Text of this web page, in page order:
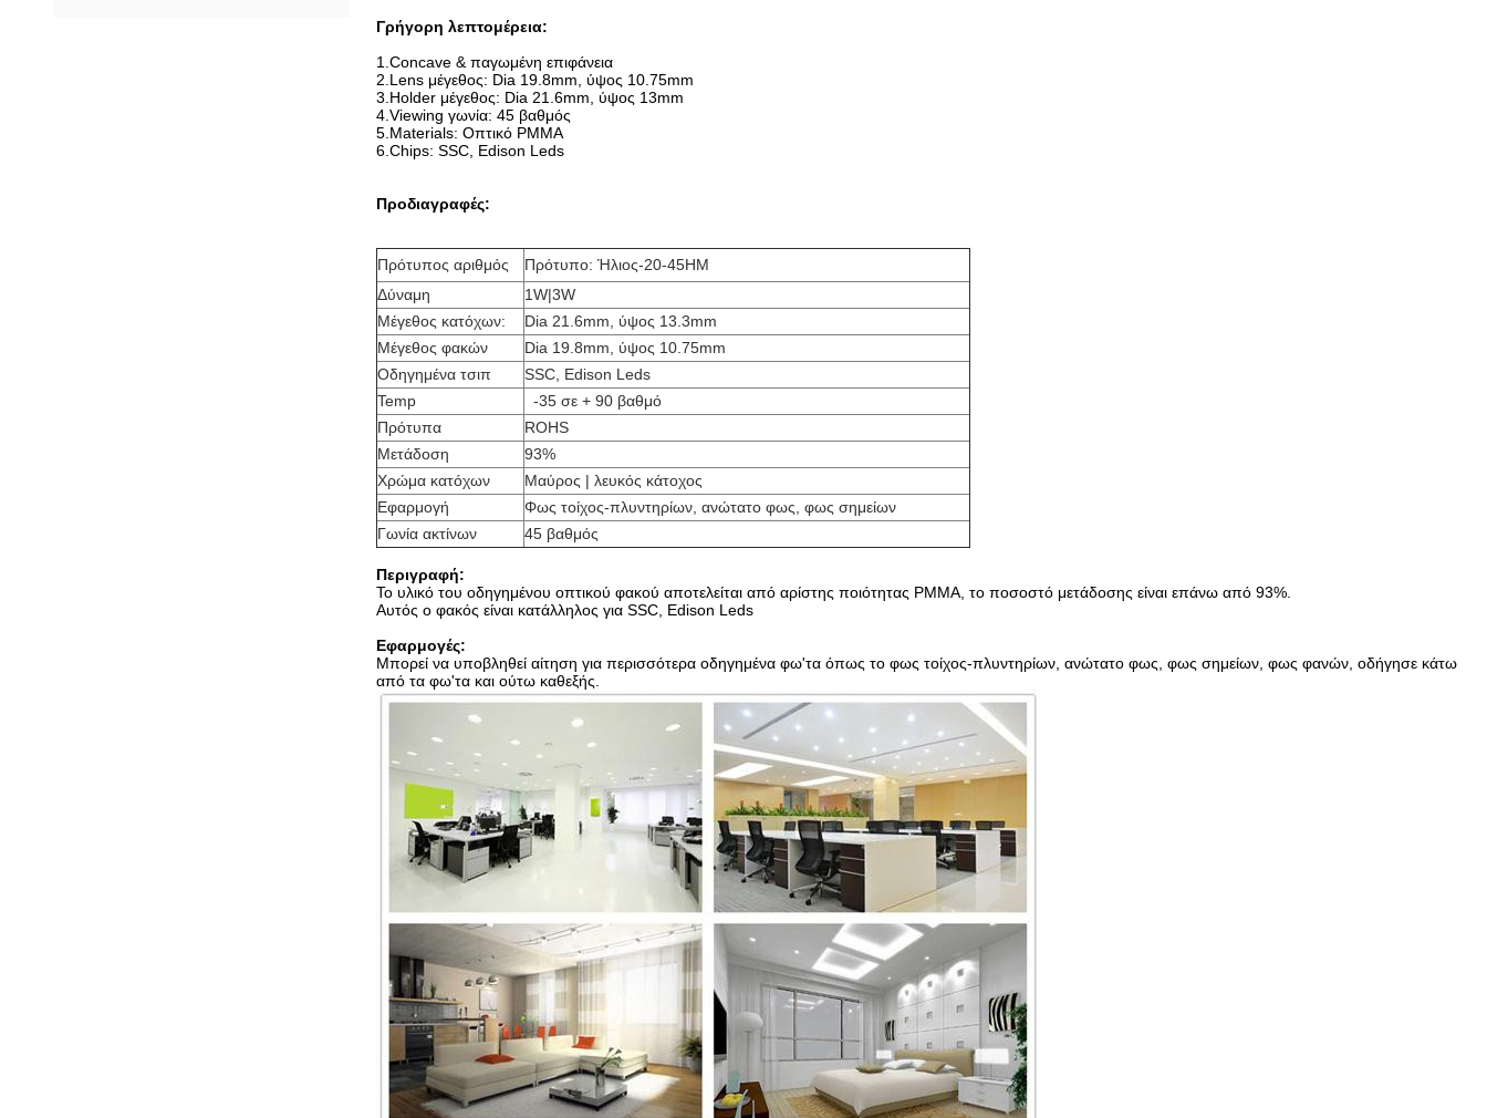
Γρήγορη λεπτομέρεια:
1.Concave & παγωμένη επιφάνεια
2.Lens μέγεθος: Dia 19.8mm, ύψος 10.75mm
3.Holder μέγεθος: Dia 21.6mm, ύψος 13mm
4.Viewing γωνία: 45 βαθμός
5.Materials: Οπτικό PMMA
6.Chips: SSC, Edison Leds
Προδιαγραφές:
Πρότυπος αριθμός
Πρότυπο: Ήλιος-20-45HM
Δύναμη
1W|3W
Μέγεθος κατόχων:
Dia 21.6mm, ύψος 13.3mm
Μέγεθος φακών
Dia 19.8mm, ύψος 10.75mm
Οδηγημένα τσιπ
SSC, Edison Leds
Temp
-35 σε + 90 βαθμό
Πρότυπα
ROHS
Μετάδοση
93%
Χρώμα κατόχων
Μαύρος | λευκός κάτοχος
Εφαρμογή
Φως τοίχος-πλυντηρίων, ανώτατο φως, φως σημείων
Γωνία ακτίνων
45 βαθμός
Περιγραφή:
Το υλικό του οδηγημένου οπτικού φακού αποτελείται από αρίστης ποιότητας PMMA, το ποσοστό μετάδοσης είναι επάνω από 93%.
Αυτός ο φακός είναι κατάλληλος για SSC, Edison Leds
Εφαρμογές:
Μπορεί να υποβληθεί αίτηση για περισσότερα οδηγημένα φω'τα όπως το φως τοίχος-πλυντηρίων, ανώτατο φως, φως σημείων, φως φανών, οδήγησε κάτω
από τα φω'τα και ούτω καθεξής.